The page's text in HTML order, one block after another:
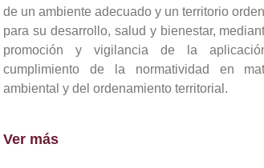
de un ambiente adecuado y un territorio
para su desarrollo, salud y bienestar,
promoción y vigilancia de la
cumplimiento de la normatividad en
ambiental y del ordenamiento territorial.
Ver más